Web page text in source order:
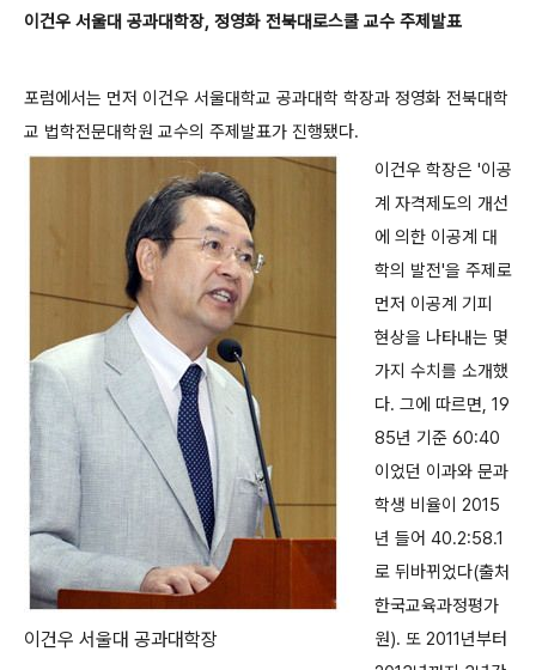
이건우 서울대 공과대학장, 정영화 전북대로스쿨 교수 주제발표
포럼에서는 먼저 이건우 서울대학교 공과대학 학장과 정영화 전북대학
교 법학전문대학원 교수의 주제발표가 진행됐다.
이건우 서울대 공과대학장
이건우 학장은 '이공
계 자격제도의 개선
에 의한 이공계 대
학의 발전'을 주제로
먼저 이공계 기피
현상을 나타내는 몇
가지 수치를 소개했
다. 그에 따르면, 19
85년 기준 60:40
이었던 이과와 문과
학생 비율이 2015
년 들어 40.2:58.1
로 뒤바뀌었다(출처
한국교육과정평가
원). 또 2011년부터